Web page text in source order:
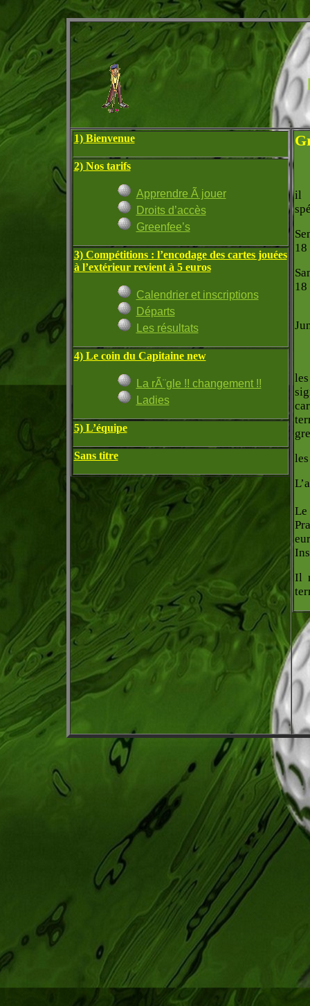
1) Bienvenue
2) Nos tarifs
Apprendre Ã jouer
Droits d’accès
Greenfee’s
3) Compétitions : l’encodage des cartes jouées
à l’extérieur revient à 5 euros
Calendrier et inscriptions
Départs
Les résultats
4) Le coin du Capitaine new
La rÃ¨gle !! changement !!
Ladies
5) L’équipe
Sans titre
il
18
18
Le
Il